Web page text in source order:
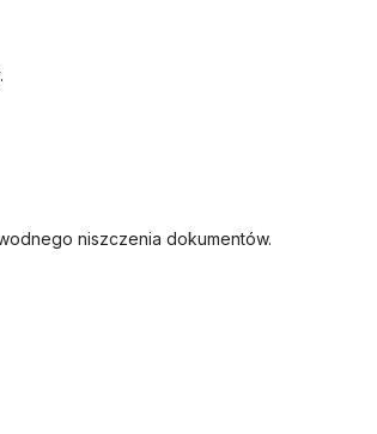
niszczenia dokumentów.